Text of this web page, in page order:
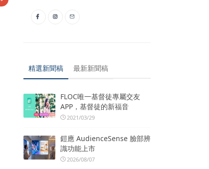
精選新聞稿 最新新聞稿
FLOC唯一基督徒專屬交友
APP，基督徒的新福音
2021/03/29
鎧應 AudienceSense 臉部辨
識功能上市
2026/08/07